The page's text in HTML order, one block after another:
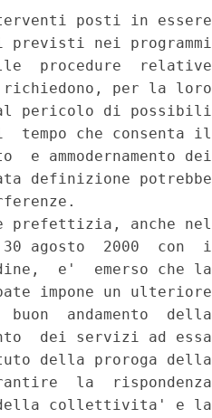
posti in essere
previsti nei programmi
procedure  relative
richiedono, per la loro
pericolo di possibili
che consenta il
ammodernamento dei
definizione potrebbe
prefettizia, anche nel
agosto  2000  con  i
e'  emerso che la
impone un ulteriore
andamento  della
dei servizi ad essa
della proroga della
la  rispondenza
della collettivita' e la